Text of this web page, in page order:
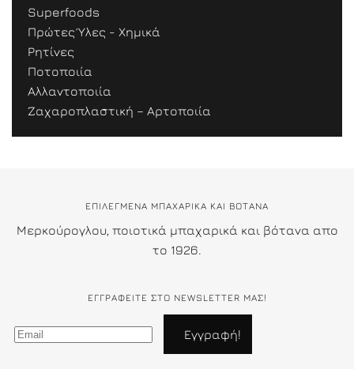
Superfoods
Πρώτες Ύλες - Χημικά
Ρητίνες
Ποτοποιία
Αλλαντοποιία
Ζαχαροπλαστική – Αρτοποιία
ΕΠΙΛΕΓΜΕΝΑ ΜΠΑΧΑΡΙΚΑ ΚΑΙ ΒΟΤΑΝΑ
Μερκούρογλου, ποιοτικά μπαχαρικά και βότανα απο
το 1926.
ΕΓΓΡΑΦΕΊΤΕ ΣΤΟ NEWSLETTER ΜΑΣ!